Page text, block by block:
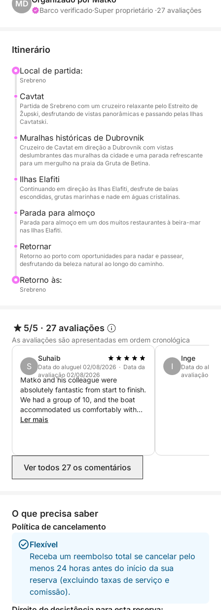
visitas às três principais joias do arquipélago: as
Koločep.
A bordo, seu conforto é nossa prioridade. Você será
acompanhado por um capitão profissional e uma
anfitriã dedicada a tornar seu dia perfeito. Relaxe
com nossas comodidades premium, incluindo um
sistema de som de alta qualidade, um cooler
prancha de SUP (Stand-Up Paddleboard) para
explorar baías tranquilas. Seja para nadar em
enseadas escondidas ou jantar em vilarejos à beira-
mar, este passeio privativo oferece total
flexibilidade.
O preço do cruzeiro não inclui combustível nem
taxas portuárias, que deverão ser pagas a bordo. O
Viva a alma vibrante da Croácia, onde ilhas
MD
Barco verificado·Super proprietário ·27 avaliações
Itinerário
Local de partida:
Srebreno
Cavtat
Partida de Srebreno com um cruzeiro relaxante pelo Estreito de
Župski, desfrutando de vistas panorâmicas e passando pelas Ilhas
Cavtatski.
Muralhas históricas de Dubrovnik
Cruzeiro de Cavtat em direção a Dubrovnik com vistas
deslumbrantes das muralhas da cidade e uma parada refrescante
para um mergulho na praia da Gruta de Betina.
Ilhas Elafiti
Continuando em direção às Ilhas Elafiti, desfrute de baías
escondidas, grutas marinhas e nade em águas cristalinas.
Parada para almoço
Parada para almoço em um dos muitos restaurantes à beira-mar
nas Ilhas Elafiti.
Retornar
Retorno ao porto com oportunidades para nadar e passear,
desfrutando da beleza natural ao longo do caminho.
Retorno às:
Srebreno
5/5 · 27 avaliações
As avaliações são apresentadas em ordem cronológica
S
Suhaib
Data do aluguel 02/08/2026 · Data da
avaliação 02/08/2026
Matko and his colleague were
absolutely fantastic from start to finish.
We had a group of 10, and the boat
accommodated us comfortably with
plenty of space to relax. They
the best lunches of our trip. The food
was outstanding, the staff were
incredibly welcoming, and the views
highly enough. He and his team truly
made the day unforgettable.
Ler mais
I
Inge
Data do
avaliação 10/
Ver todos 27 os comentários
O que precisa saber
Política de cancelamento
Flexível
Receba um reembolso total se cancelar pelo
menos 24 horas antes do início da sua
reserva (excluindo taxas de serviço e
comissão).